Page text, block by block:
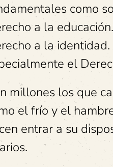
como
a la
a la
el
millones los que
el frío y el
entrar a su